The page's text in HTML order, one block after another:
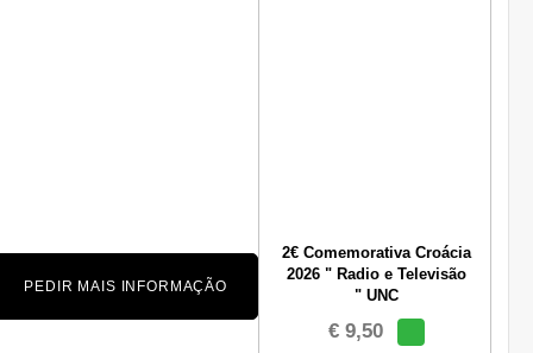
PEDIR MAIS INFORMAÇÃO
2€ Comemorativa Croácia
2026 " Radio e Televisão
" UNC
€ 9,50